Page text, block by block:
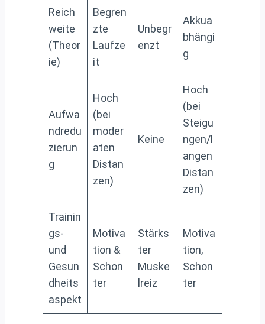
Reich
weite
(Theor
ie)
Begren
zte
Laufze
it
Unbegr
enzt
Akkua
bhängi
g
Aufwa
ndredu
zierun
g
Hoch
(bei
moder
aten
Distan
zen)
Keine
Hoch
(bei
Steigu
ngen/l
angen
Distan
zen)
Trainin
gs-
und
Gesun
dheits
aspekt
Motiva
tion &
Schon
ter
Stärks
ter
Muske
lreiz
Motiva
tion,
Schon
ter